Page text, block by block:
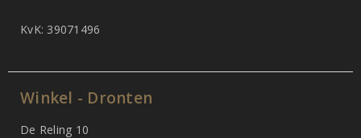
KvK: 39071496
Winkel - Dronten
De Reling 10